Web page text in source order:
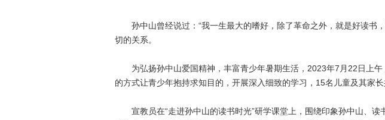
孙中山曾经说过：“我一生最大的嗜好，除了革命之外，就是好读书
切的关系。
为弘扬孙中山爱国精神，丰富青少年暑期生活，2023年7月22日上午
的方式让青少年抱持求知目的，开展深入细致的学习，15名儿童及其家长
宣教员在“走进孙中山的读书时光”研学课堂上，围绕印象孙中山、读